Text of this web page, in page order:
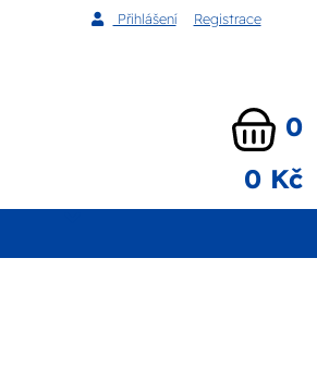
Přihlášení Registrace
0
0 Kč